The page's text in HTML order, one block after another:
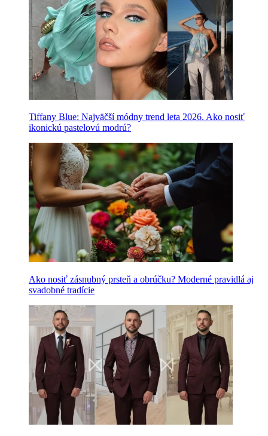
Tiffany Blue: Najväčší módny trend leta 2026. Ako nosiť
ikonickú pastelovú modrú?
Ako nosiť zásnubný prsteň a obrúčku? Moderné pravidlá aj
svadobné tradície